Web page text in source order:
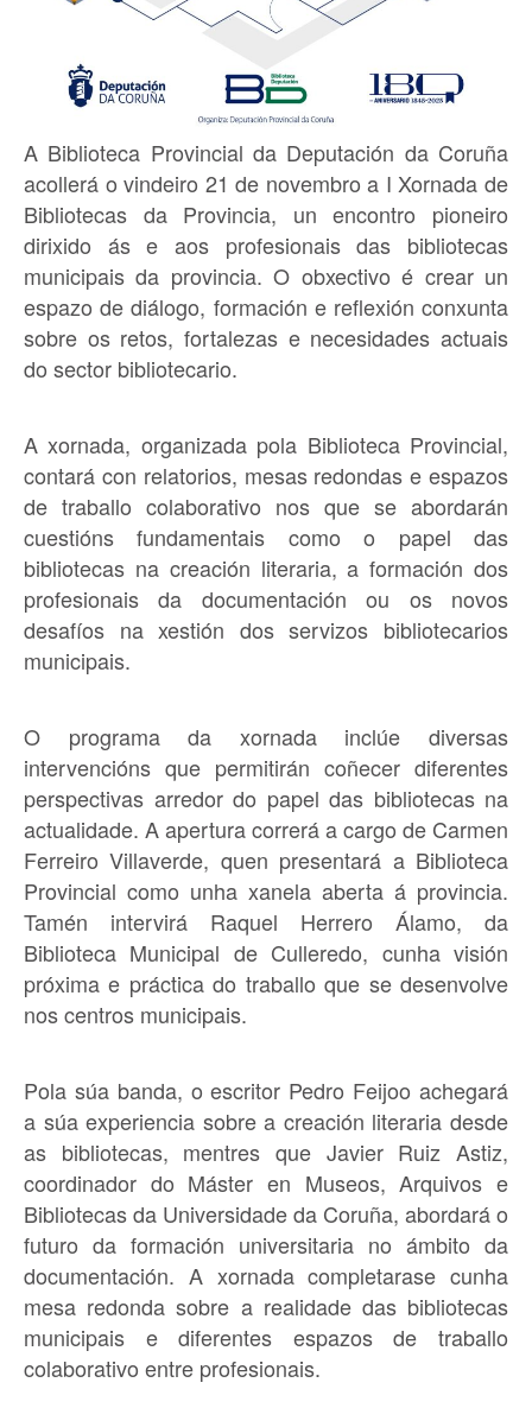
A Biblioteca Provincial da Deputación da Coruña
acollerá o vindeiro 21 de novembro a I Xornada de
Bibliotecas da Provincia, un encontro pioneiro
dirixido ás e aos profesionais das bibliotecas
municipais da provincia. O obxectivo é crear un
espazo de diálogo, formación e reflexión conxunta
sobre os retos, fortalezas e necesidades actuais
do sector bibliotecario.
A xornada, organizada pola Biblioteca Provincial,
contará con relatorios, mesas redondas e espazos
de traballo colaborativo nos que se abordarán
cuestións fundamentais como o papel das
bibliotecas na creación literaria, a formación dos
profesionais da documentación ou os novos
desafíos na xestión dos servizos bibliotecarios
municipais.
O programa da xornada inclúe diversas
intervencións que permitirán coñecer diferentes
perspectivas arredor do papel das bibliotecas na
actualidade. A apertura correrá a cargo de Carmen
Ferreiro Villaverde, quen presentará a Biblioteca
Provincial como unha xanela aberta á provincia.
Tamén intervirá Raquel Herrero Álamo, da
Biblioteca Municipal de Culleredo, cunha visión
próxima e práctica do traballo que se desenvolve
nos centros municipais.
Pola súa banda, o escritor Pedro Feijoo achegará
a súa experiencia sobre a creación literaria desde
as bibliotecas, mentres que Javier Ruiz Astiz,
coordinador do Máster en Museos, Arquivos e
Bibliotecas da Universidade da Coruña, abordará o
futuro da formación universitaria no ámbito da
documentación. A xornada completarase cunha
mesa redonda sobre a realidade das bibliotecas
municipais e diferentes espazos de traballo
colaborativo entre profesionais.